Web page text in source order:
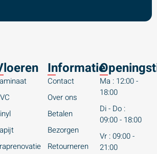
Informatie
Contact
Over ons
Betalen
Bezorgen
Retourneren
Ma : 12:00 -
18:00
Di - Do :
09:00 - 18:00
Vr : 09:00 -
21:00